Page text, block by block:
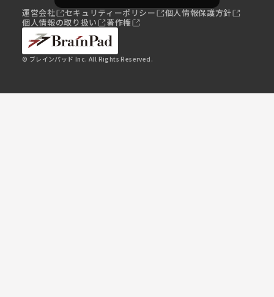
運営会社 セキュリティーポリシー
個人情報保護方針
個人情報の取り扱い
著作権
© ブレインパッド Inc. All Rights Reserved.